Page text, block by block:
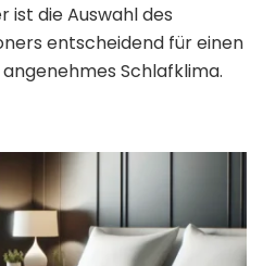
ist die Auswahl des
entscheidend für einen
Schlafklima.